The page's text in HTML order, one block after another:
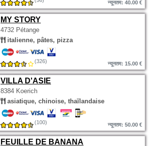
न्यूनतम: 40.00 €
MY STORY
4732 Pétange
italienne, pâtes, pizza
(326) न्यूनतम: 15.00 €
VILLA D'ASIE
8384 Koerich
asiatique, chinoise, thaïlandaise
(100) न्यूनतम: 50.00 €
FEUILLE DE BANANA